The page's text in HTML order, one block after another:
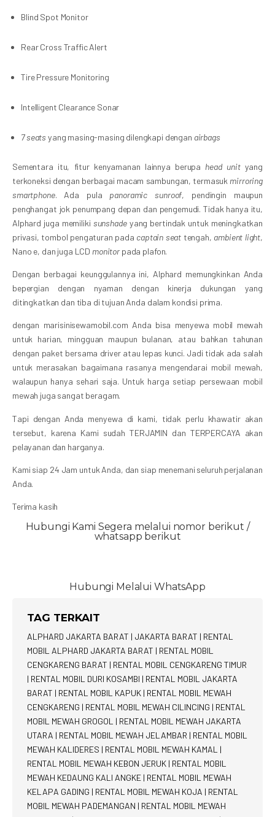
Blind Spot Monitor
Rear Cross Traffic Alert
Tire Pressure Monitoring
Intelligent Clearance Sonar
7 seatsyang masing-masing dilengkapi dengan airbags
Sementara itu, fitur kenyamanan lainnya berupa head unityang
terkoneksi dengan berbagai macam sambungan, termasuk mirroring
smartphone. Ada pula panoramic sunroof, pendingin maupun
penghangat jok penumpang depan dan pengemudi. Tidak hanya itu,
Alphard juga memiliki sunshadeyang bertindak untuk meningkatkan
privasi, tombol pengaturan pada captain seat tengah, ambient light,
Nano e, dan juga LCD monitorpada plafon.
Dengan berbagai keunggulannya ini, Alphard memungkinkan Anda
bepergian dengan nyaman dengan kinerja dukungan yang
ditingkatkan dan tiba di tujuan Anda dalam kondisi prima.
dengan marisinisewamobil.com Anda bisa menyewa mobil mewah
untuk harian, mingguan maupun bulanan, atau bahkan tahunan
dengan paket bersama driver atau lepas kunci. Jadi tidak ada salah
untuk merasakan bagaimana rasanya mengendarai mobil mewah,
walaupun hanya sehari saja. Untuk harga setiap persewaan mobil
mewah juga sangat beragam.
Tapi dengan Anda menyewa di kami, tidak perlu khawatir akan
tersebut, karena Kami sudah TERJAMIN dan TERPERCAYA akan
pelayanan dan harganya.
Kami siap 24 Jam untuk Anda, dan siap menemani seluruh perjalanan
Anda.
Terima kasih
Hubungi Kami Segera melalui nomor berikut /
whatsapp berikut
Hubungi Melalui WhatsApp
TAG TERKAIT
ALPHARD JAKARTA BARAT | JAKARTA BARAT | RENTAL
MOBIL ALPHARD JAKARTA BARAT | RENTAL MOBIL
CENGKARENG BARAT | RENTAL MOBIL CENGKARENG TIMUR
| RENTAL MOBIL DURI KOSAMBI | RENTAL MOBIL JAKARTA
BARAT | RENTAL MOBIL KAPUK | RENTAL MOBIL MEWAH
CENGKARENG | RENTAL MOBIL MEWAH CILINCING | RENTAL
MOBIL MEWAH GROGOL | RENTAL MOBIL MEWAH JAKARTA
UTARA | RENTAL MOBIL MEWAH JELAMBAR | RENTAL MOBIL
MEWAH KALIDERES | RENTAL MOBIL MEWAH KAMAL |
RENTAL MOBIL MEWAH KEBON JERUK | RENTAL MOBIL
MEWAH KEDAUNG KALI ANGKE | RENTAL MOBIL MEWAH
KELAPA GADING | RENTAL MOBIL MEWAH KOJA | RENTAL
MOBIL MEWAH PADEMANGAN | RENTAL MOBIL MEWAH